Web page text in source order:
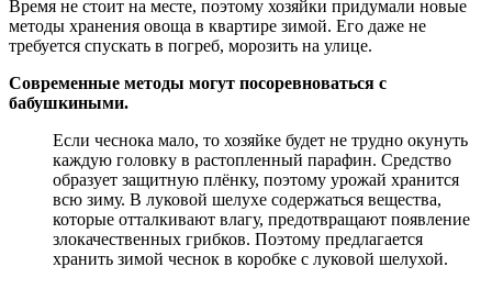
Время не стоит на месте, поэтому хозяйки придумали новые
методы хранения овоща в квартире зимой. Его даже не
требуется спускать в погреб, морозить на улице.
Современные методы могут посоревноваться с
бабушкиными.
Если чеснока мало, то хозяйке будет не трудно окунуть
каждую головку в растопленный парафин. Средство
образует защитную плёнку, поэтому урожай хранится
всю зиму. В луковой шелухе содержаться вещества,
которые отталкивают влагу, предотвращают появление
злокачественных грибков. Поэтому предлагается
хранить зимой чеснок в коробке с луковой шелухой.